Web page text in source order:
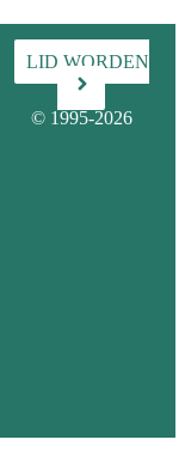
Word lid
LID WORDEN
© 1995-2026